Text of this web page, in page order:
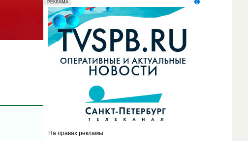
erid: LdtCK5udn
РЕКЛАМА
АО "ГАТР", ИНН: 7841320717